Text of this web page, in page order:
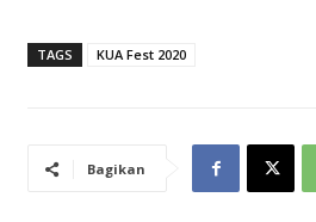
TAGS KUA Fest 2020
Bagikan